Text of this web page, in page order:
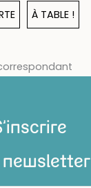
À TABLE !
newsletter